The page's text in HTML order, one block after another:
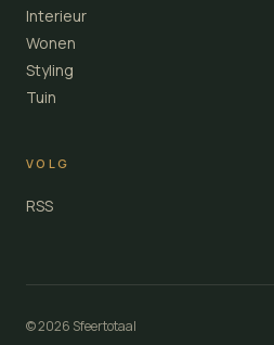
Interieur
Wonen
Styling
Tuin
VOLG
RSS
© 2026 Sfeertotaal